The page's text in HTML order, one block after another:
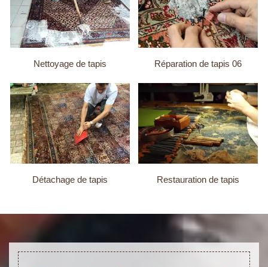
Nettoyage de tapis Réparation de tapis 06
Détachage de tapis Restauration de tapis